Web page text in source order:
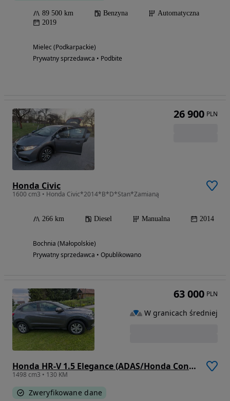
89 500 km Benzyna
Automatyczna
2019
Mielec (Podkarpackie)
Prywatny sprzedawca • Podbite
Honda Civic
1600 cm3 • Honda Civic*2014*B*D*Stan*Zamianą
266 km Diesel Manualna 2014
Bochnia (Małopolskie)
Prywatny sprzedawca • Opublikowano
26 900 PLN
Honda HR-V 1.5 Elegance (ADAS/Honda Connect+) CVT
1498 cm3 • 130 KM
Zweryfikowane dane
63 000 PLN
W granicach średniej